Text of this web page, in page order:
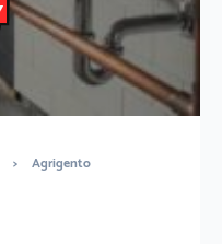
> Agrigento